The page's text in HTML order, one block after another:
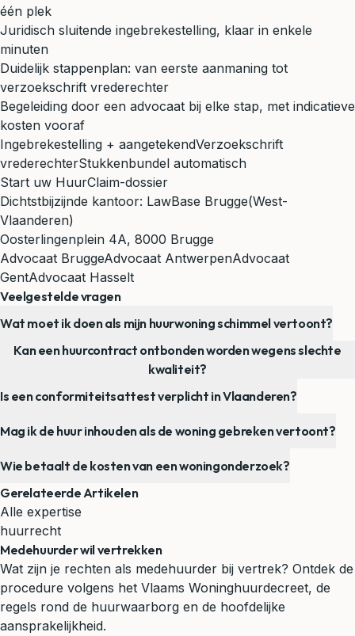
één plek
Juridisch sluitende ingebrekestelling, klaar in enkele
minuten
Duidelijk stappenplan: van eerste aanmaning tot
verzoekschrift vrederechter
Begeleiding door een advocaat bij elke stap, met indicatieve
kosten vooraf
Ingebrekestelling + aangetekendVerzoekschrift
vrederechterStukkenbundel automatisch
Start uw HuurClaim-dossier
Dichtstbijzijnde kantoor: LawBase Brugge(West-
Vlaanderen)
Oosterlingenplein 4A, 8000 Brugge
Advocaat BruggeAdvocaat AntwerpenAdvocaat
GentAdvocaat Hasselt
Veelgestelde vragen
Wat moet ik doen als mijn huurwoning schimmel vertoont?
Kan een huurcontract ontbonden worden wegens slechte
kwaliteit?
Is een conformiteitsattest verplicht in Vlaanderen?
Mag ik de huur inhouden als de woning gebreken vertoont?
Wie betaalt de kosten van een woningonderzoek?
Gerelateerde Artikelen
Alle expertise
huurrecht
Medehuurder wil vertrekken
Wat zijn je rechten als medehuurder bij vertrek? Ontdek de
procedure volgens het Vlaams Woninghuurdecreet, de
regels rond de huurwaarborg en de hoofdelijke
aansprakelijkheid.